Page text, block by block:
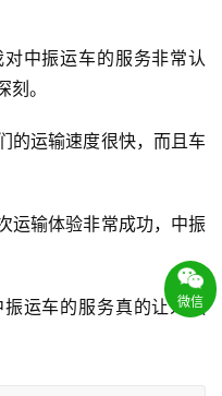
对中振运车的服务非常认
。
的运输速度很快，而且车
运输体验非常成功，中振
振运车的服务真的让人放
微信